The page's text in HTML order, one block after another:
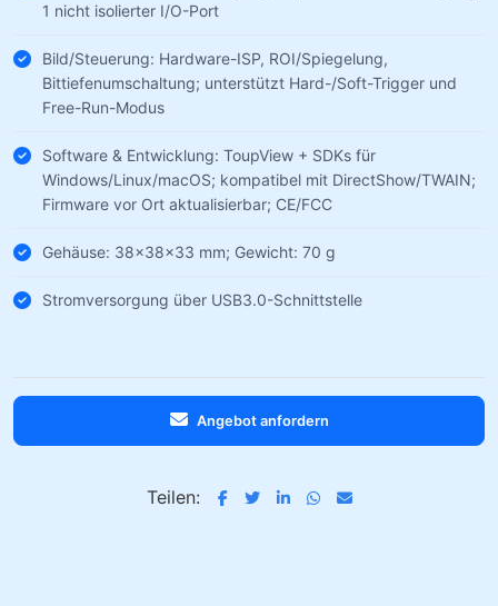
1 nicht isolierter I/O-Port
Bild/Steuerung: Hardware-ISP, ROI/Spiegelung,
Bittiefenumschaltung; unterstützt Hard-/Soft-Trigger und
Free-Run-Modus
Software & Entwicklung: ToupView + SDKs für
Windows/Linux/macOS; kompatibel mit DirectShow/TWAIN;
Firmware vor Ort aktualisierbar; CE/FCC
Gehäuse: 38×38×33 mm; Gewicht: 70 g
Stromversorgung über USB3.0-Schnittstelle
Angebot anfordern
Teilen: